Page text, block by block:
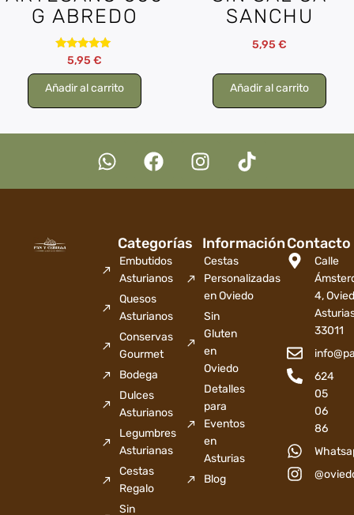
G ABREDO
Valorado
con
de 5
5,95 €
Añadir al carrito
SANCHU
5,95 €
Añadir al carrito
Categorías
Embutidos
Asturianos
Quesos
Asturianos
Conservas
Gourmet
Bodega
Dulces
Asturianos
Legumbres
Asturianas
Cestas
Regalo
Sin
Información
Cestas
Personalizadas
en Oviedo
Sin
Gluten
en
Oviedo
Detalles
para
Eventos
en
Asturias
Blog
Contacto
Calle
4,
33011
624
05
06
86